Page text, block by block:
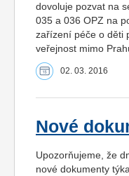
dovoluje pozvat na
035 a 036 OPZ na
zařízení péče o děti
veřejnost mimo
02. 03. 2016
Nové
Upozorňujeme, že
nové dokumenty